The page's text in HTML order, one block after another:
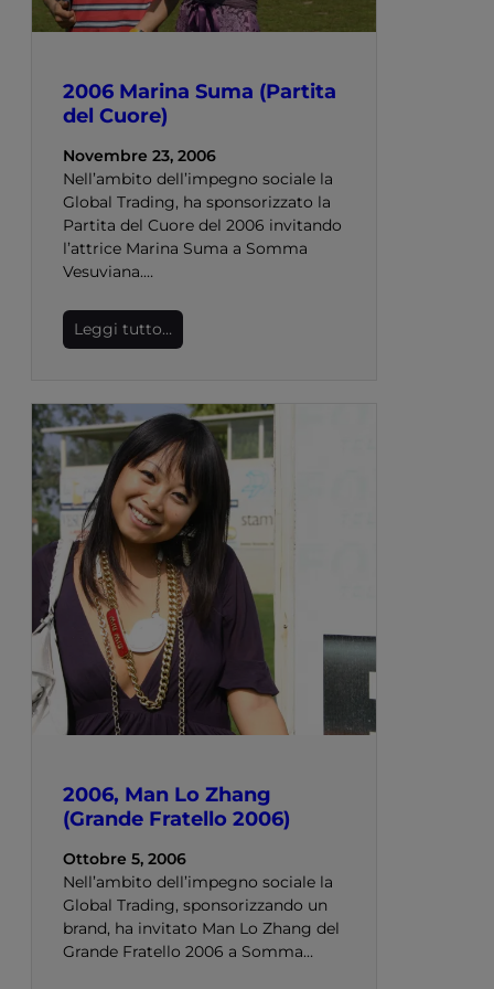
2006 Marina Suma (Partita
del Cuore)
Novembre 23, 2006
Nell’ambito dell’impegno sociale la
Global Trading, ha sponsorizzato la
Partita del Cuore del 2006 invitando
l’attrice Marina Suma a Somma
Vesuviana.…
Leggi tutto…
2006, Man Lo Zhang
(Grande Fratello 2006)
Ottobre 5, 2006
Nell’ambito dell’impegno sociale la
Global Trading, sponsorizzando un
brand, ha invitato Man Lo Zhang del
Grande Fratello 2006 a Somma…